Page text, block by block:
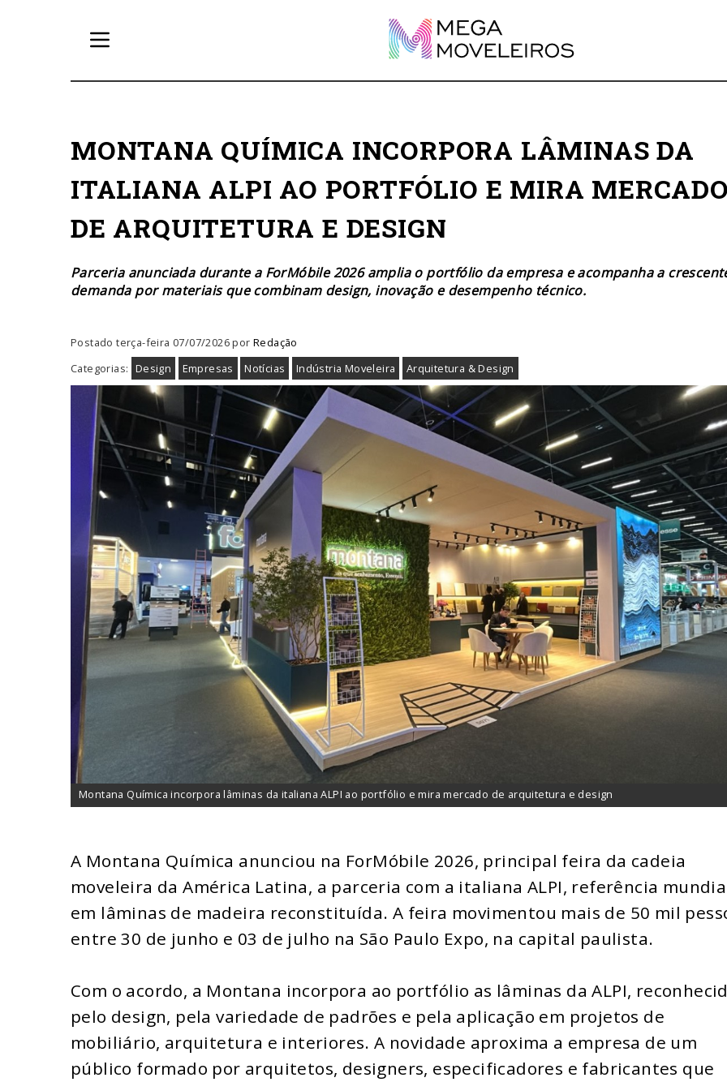
MONTANA QUÍMICA INCORPORA LÂMINAS DA
ITALIANA ALPI AO PORTFÓLIO E MIRA MERCADO
DE ARQUITETURA E DESIGN
Parceria anunciada durante a ForMóbile 2026 amplia o portfólio da empresa e acompanha a
demanda por materiais que combinam design, inovação e desempenho técnico.
Postado terça-feira 07/07/2026 por Redação
Categorias: Design Empresas Notícias Indústria Moveleira Arquitetura & Design
Montana Química incorpora lâminas da italiana ALPI ao portfólio e mira mercado de arquitetura e design
A Montana Química anunciou na ForMóbile 2026, principal feira da cadeia
moveleira da América Latina, a parceria com a italiana ALPI, referência
em lâminas de madeira reconstituída. A feira movimentou mais de 50 mil
entre 30 de junho e 03 de julho na São Paulo Expo, na capital paulista.
Com o acordo, a Montana incorpora ao portfólio as lâminas da ALPI,
pelo design, pela variedade de padrões e pela aplicação em projetos de
mobiliário, arquitetura e interiores. A novidade aproxima a empresa de um
público formado por arquitetos, designers, especificadores e fabricantes que